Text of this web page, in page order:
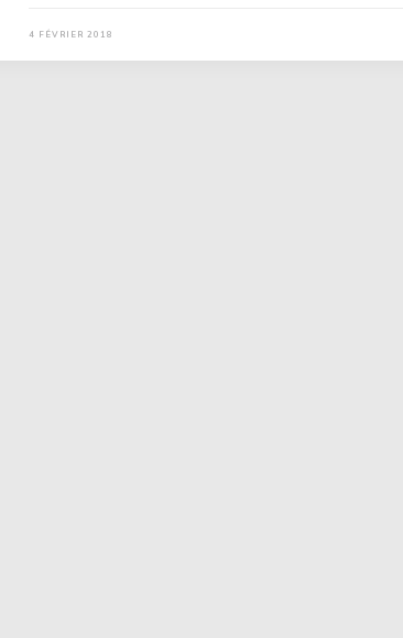
4 FÉVRIER 2018